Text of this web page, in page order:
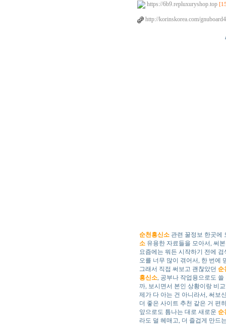
https://6b9.repluxuryshop.top
http://korinskorea.com/
순천흥신소 관련 꿀정보 한곳에
소 유용한 자료들을 모아서, 써
요즘에는 뭐든 시작하기 전에
오를 너무 많이 겪어서, 한 번에
그래서 직접 써보고 괜찮았던 순
흥신소, 공부나 작업용으로도
까, 보시면서 본인 상황이랑 비
제가 다 아는 건 아니라서, 써보
더 좋은 사이트 추천 같은 거 편
앞으로도 틈나는 대로 새로운 순
라도 덜 헤매고, 더 즐겁게 만드